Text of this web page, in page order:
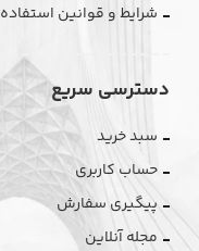
شرایط و قوانین استفاده
دسترسی سریع
سبد خرید
حساب کاربری
پیگیری سفارش
مجله آنلاین